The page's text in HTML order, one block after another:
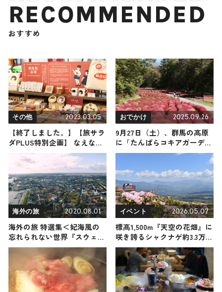
RECOMMENDED
おすすめ
その他 2023.03.05
【終了しました。】【旅サラ
ダPLUS特別企画】 なえなの
チョイスのカワイイ台湾雑貨
と織田奈那サイン入りチェキ
プレゼント！抽選で8名様に
当たる！
おでかけ 2025.09.26
9月27日（土）、群馬の高原
に「たんばらコキアガーデ
ン」がオープン！赤く染まる
コキアの絨毯を家族や愛犬と
楽しもう
海外の旅 2020.08.01
海外の旅 特選集＜妃海風の
忘れられない世界『スウェー
デン＆アメリカ西海岸』＞
イベント 2026.05.07
標高1,500m『天空の花畑』に
咲き誇るシャクナゲ約3.3万
本！「第23回浅間高原シャク
ナゲ園まつり」が5月8日から
開催 / 群馬県嬬恋村